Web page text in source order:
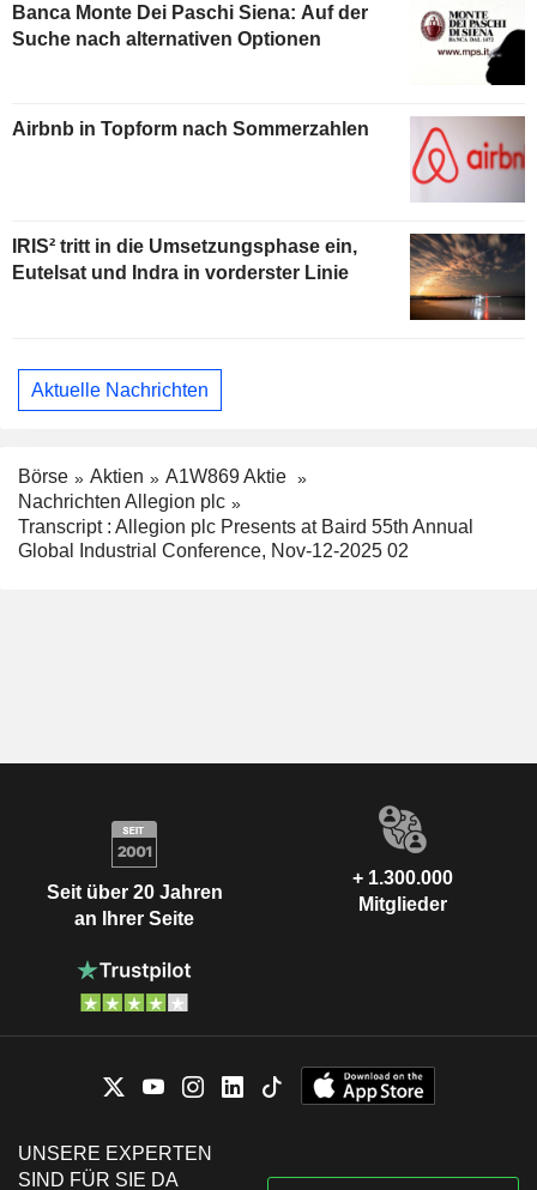
Banca Monte Dei Paschi Siena: Auf der
Suche nach alternativen Optionen
Airbnb in Topform nach Sommerzahlen
IRIS² tritt in die Umsetzungsphase ein,
Eutelsat und Indra in vorderster Linie
Aktuelle Nachrichten
Börse Aktien
A1W869 Aktie
Nachrichten Allegion plc
Transcript : Allegion plc Presents at Baird 55th Annual
Global Industrial Conference, Nov-12-2025 02
Seit über 20 Jahren
an Ihrer Seite
+ 1.300.000
Mitglieder
UNSERE EXPERTEN
SIND FÜR SIE DA